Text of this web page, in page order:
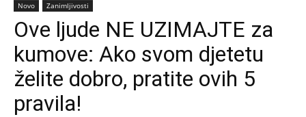
Novo Zanimljivosti
Ove ljude NE UZIMAJTE za
kumove: Ako svom djetetu
želite dobro, pratite ovih 5
pravila!